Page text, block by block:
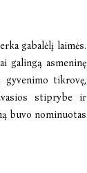
gabalėlį laimės.
galingą asmeninę
tikrovę,
stiprybe ir
buvo nominuotas